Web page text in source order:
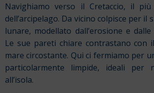
Navighiamo verso il Cretaccio, il
dell’arcipelago. Da vicino colpisce per il
lunare, modellato dall’erosione e
Le sue pareti chiare contrastano con
mare circostante. Qui ci fermiamo per
particolarmente limpide, ideali per
all’isola.